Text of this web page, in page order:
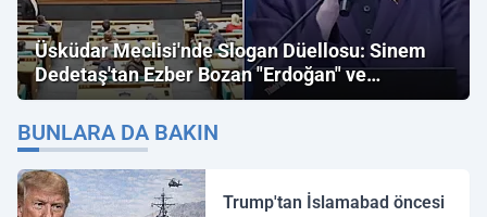
Üsküdar Meclisi'nde Slogan Düellosu: Sinem
Dedetaş'tan Ezber Bozan "Erdoğan" ve
"İmamoğlu" Çıkışı!
BUNLARA DA BAKIN
Trump'tan İslamabad öncesi